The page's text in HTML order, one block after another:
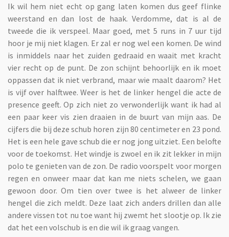
Ik wil hem niet echt op gang laten komen dus geef flinke
weerstand en dan lost de haak. Verdomme, dat is al de
tweede die ik verspeel. Maar goed, met 5 runs in 7 uur tijd
hoor je mij niet klagen. Er zal er nog wel een komen. De wind
is inmiddels naar het zuiden gedraaid en waait met kracht
vier recht op de punt. De zon schijnt behoorlijk en ik moet
oppassen dat ik niet verbrand, maar wie maalt daarom? Het
is vijf over halftwee. Weer is het de linker hengel die acte de
presence geeft. Op zich niet zo verwonderlijk want ik had al
een paar keer vis zien draaien in de buurt van mijn aas. De
cijfers die bij deze schub horen zijn 80 centimeter en 23 pond.
Het is een hele gave schub die er nog jong uitziet. Een belofte
voor de toekomst. Het windje is zwoel en ik zit lekker in mijn
polo te genieten van de zon. De radio voorspelt voor morgen
regen en onweer maar dat kan me niets schelen, we gaan
gewoon door. Om tien over twee is het alweer de linker
hengel die zich meldt. Deze laat zich anders drillen dan alle
andere vissen tot nu toe want hij zwemt het slootje op. Ik zie
dat het een volschub is en die wil ik graag vangen.